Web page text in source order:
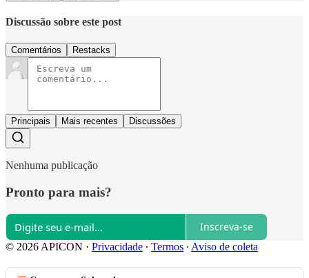
Discussão sobre este post
Comentários Restacks
Principais Mais recentes Discussões
Nenhuma publicação
Pronto para mais?
Inscreva-se
© 2026 APICON · Privacidade ∙ Termos ∙ Aviso de coleta